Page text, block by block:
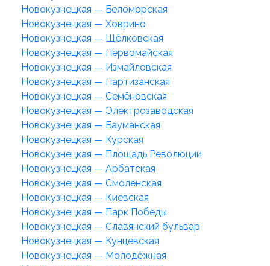
Новокузнецкая — Беломорская
Новокузнецкая — Ховрино
Новокузнецкая — Щёлковская
Новокузнецкая — Первомайская
Новокузнецкая — Измайловская
Новокузнецкая — Партизанская
Новокузнецкая — Семёновская
Новокузнецкая — Электрозаводская
Новокузнецкая — Бауманская
Новокузнецкая — Курская
Новокузнецкая — Площадь Революции
Новокузнецкая — Арбатская
Новокузнецкая — Смоленская
Новокузнецкая — Киевская
Новокузнецкая — Парк Победы
Новокузнецкая — Славянский бульвар
Новокузнецкая — Кунцевская
Новокузнецкая — Молодёжная